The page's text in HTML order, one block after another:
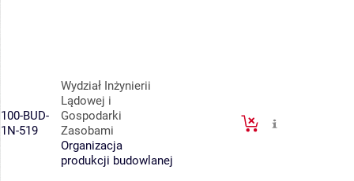
100-BUD-
1N-519
Wydział Inżynierii
Lądowej i
Gospodarki
Zasobami
Organizacja
produkcji budowlanej